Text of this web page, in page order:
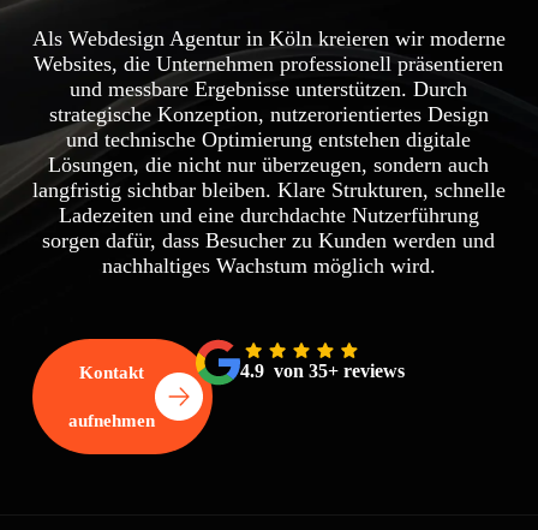
Als Webdesign Agentur in Köln kreieren wir moderne
Websites, die Unternehmen professionell präsentieren
und messbare Ergebnisse unterstützen. Durch
strategische Konzeption, nutzerorientiertes Design
und technische Optimierung entstehen digitale
Lösungen, die nicht nur überzeugen, sondern auch
langfristig sichtbar bleiben. Klare Strukturen, schnelle
Ladezeiten und eine durchdachte Nutzerführung
sorgen dafür, dass Besucher zu Kunden werden und
nachhaltiges Wachstum möglich wird.
Kontakt
aufnehmen
4.9 von 35+ reviews